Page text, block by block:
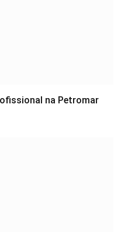
na Petromar